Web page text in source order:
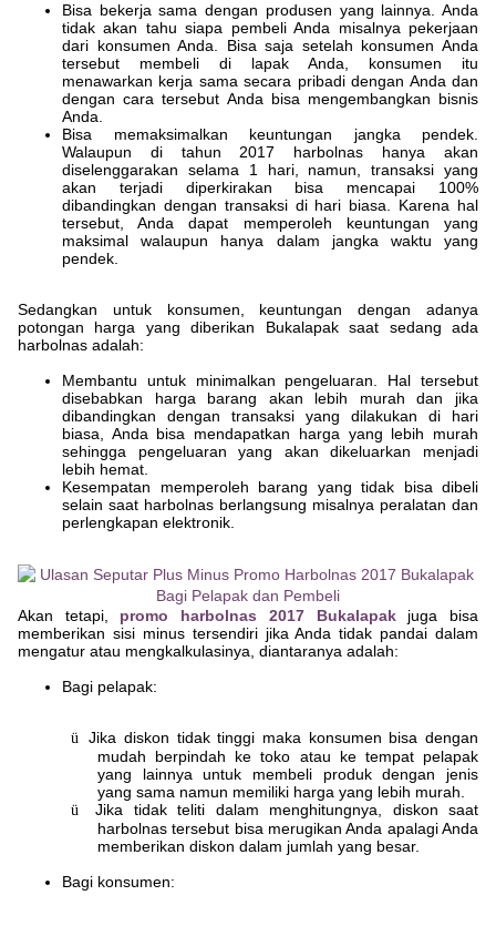
Bisa bekerja sama dengan produsen yang lainnya. Anda
tidak akan tahu siapa pembeli Anda misalnya pekerjaan
dari konsumen Anda. Bisa saja setelah konsumen Anda
tersebut membeli di lapak Anda, konsumen itu
menawarkan kerja sama secara pribadi dengan Anda dan
dengan cara tersebut Anda bisa mengembangkan bisnis
Anda.
Bisa memaksimalkan keuntungan jangka pendek.
Walaupun di tahun 2017 harbolnas hanya akan
diselenggarakan selama 1 hari, namun, transaksi yang
akan terjadi diperkirakan bisa mencapai 100%
dibandingkan dengan transaksi di hari biasa. Karena hal
tersebut, Anda dapat memperoleh keuntungan yang
maksimal walaupun hanya dalam jangka waktu yang
pendek.
Sedangkan untuk konsumen, keuntungan dengan adanya
potongan harga yang diberikan Bukalapak saat sedang ada
harbolnas adalah:
Membantu untuk minimalkan pengeluaran. Hal tersebut
disebabkan harga barang akan lebih murah dan jika
dibandingkan dengan transaksi yang dilakukan di hari
biasa, Anda bisa mendapatkan harga yang lebih murah
sehingga pengeluaran yang akan dikeluarkan menjadi
lebih hemat.
Kesempatan memperoleh barang yang tidak bisa dibeli
selain saat harbolnas berlangsung misalnya peralatan dan
perlengkapan elektronik.
Akan tetapi, promo harbolnas 2017 Bukalapak
juga bisa
memberikan sisi minus tersendiri jika Anda tidak pandai dalam
mengatur atau mengkalkulasinya, diantaranya adalah:
Bagi pelapak:
ü
Jika diskon tidak tinggi maka konsumen bisa dengan
mudah berpindah ke toko atau ke tempat pelapak
yang lainnya untuk membeli produk dengan jenis
yang sama namun memiliki harga yang lebih murah.
ü
Jika tidak teliti dalam menghitungnya, diskon saat
harbolnas tersebut bisa merugikan Anda apalagi Anda
memberikan diskon dalam jumlah yang besar.
Bagi konsumen: